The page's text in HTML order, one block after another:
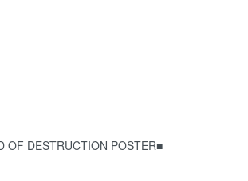
OF DESTRUCTION POSTER■